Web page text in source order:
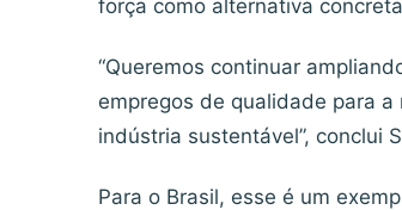
força como alternativa
“Queremos continuar
empregos de qualidade para
indústria sustentável”, conclui
Para o Brasil, esse é um